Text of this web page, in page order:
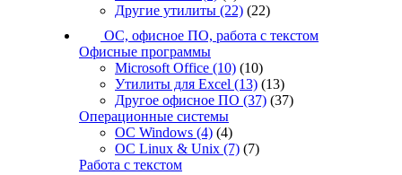
Другие утилиты (22) (22)
ОС, офисное ПО, работа с текстом
Офисные программы
Microsoft Office (10) (10)
Утилиты для Excel (13) (13)
Другое офисное ПО (37) (37)
Операционные системы
ОС Windows (4) (4)
ОС Linux & Unix (7) (7)
Работа с текстом